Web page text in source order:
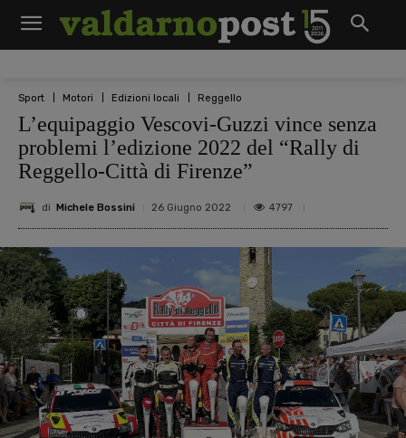
Sport Motori Edizioni locali Reggello
L’equipaggio Vescovi-Guzzi vince senza
problemi l’edizione 2022 del “Rally di
Reggello-Città di Firenze”
di Michele Bossini 26 Giugno 2022 4797